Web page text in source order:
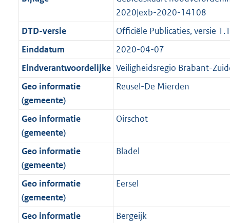
f
o
r
m
a
a
t
b
n
f
o
m
a
a
t
b
i
n
f
o
r
m
a
a
t
b
e
i
n
o
r
m
a
a
2
K
b
r
o
o
t
t
e
4
K
b
g
r
o
o
t
t
:
4
K
2020|exb-2020-14108
DTD-versie
Officiële Publicaties, versie 1.1
Einddatum
2020-04-07
Eindverantwoordelijke Veiligheidsregio Brabant-
Geo informatie
(gemeente)
Reusel-De Mierden
Geo informatie
(gemeente)
Oirschot
Geo informatie
(gemeente)
Bladel
Geo informatie
(gemeente)
Eersel
Geo informatie
Bergeijk